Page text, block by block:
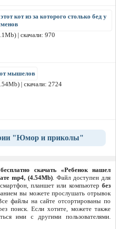
кот из за которого столько бед у
| скачали: 970
мышелов
| скачали: 2724
"Юмор и приколы"
скачать «Ребенок нашел
mp4, (4.54Mb). Файл доступен для
планшет или компьютер без
вы можете прослушать отрывок
файлы на сайте отсортированы по
поиск. Если хотите, можете также
ими с другими пользователями.